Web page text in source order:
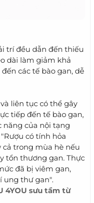
trí đều dẫn đến thiếu
dài làm giảm khả
các tế bào gan, dễ
liên tục có thể gây
tiếp đến tế bào gan,
năng của nội tạng
có tính hỏa
cả trong mùa hè nếu
tổn thương gan. Thực
đã bị viêm gan,
ung thư gan".
4YOU sưu tầm từ